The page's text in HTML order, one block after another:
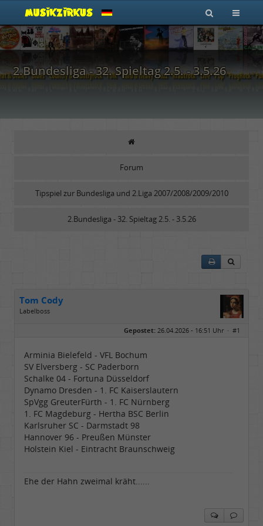
2.Bundesliga - 32. Spieltag 2.5. - 3.5.26
Forum
Tipspiel zur Bundesliga und 2.Liga 2007/2008/2009/2010
2.Bundesliga - 32. Spieltag 2.5. - 3.5.26
Tom Cody
Labelboss
Dabei seit:
11 / 2006
Gepostet: 26.04.2026 - 16:51 Uhr · #1
Arminia Bielefeld - VFL Bochum
SV Elversberg - SC Paderborn
Schalke 04 - Fortuna Düsseldorf
Dynamo Dresden - 1. FC Kaiserslautern
SpVgg GreuterFürth - 1. FC Nürnberg
1. FC Magdeburg - Hertha BSC Berlin
Karlsruher SC - Darmstadt 98
Hannover 96 - Preußen Münster
Holstein Kiel - Eintracht Braunschweig
Ehe der Hahn zweimal kräht......